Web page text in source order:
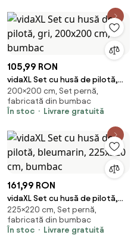
105,99 RON
vidaXL Set cu husă de pilotă,
gri, 200x200 cm, bumbac
200×200 cm, Set pernă,
fabricată din bumbac
În stoc
Livrare gratuită
161,99 RON
vidaXL Set cu husă de pilotă,
bleumarin, 225x220 cm,
bumbac
225×220 cm, Set pernă,
fabricată din bumbac
În stoc
Livrare gratuită